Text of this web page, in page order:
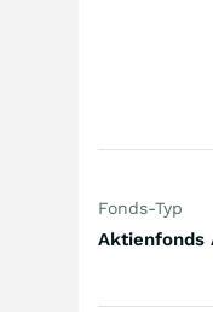
Fonds-Typ
Aktienfonds